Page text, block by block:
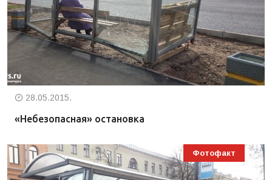
28.05.2015.
«Небезопасная» остановка
Фотофакт